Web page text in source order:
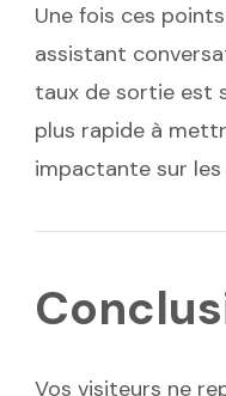
Une fois ces
assistant
taux de sortie est
plus rapide à
impactante sur les
Vos visiteurs ne